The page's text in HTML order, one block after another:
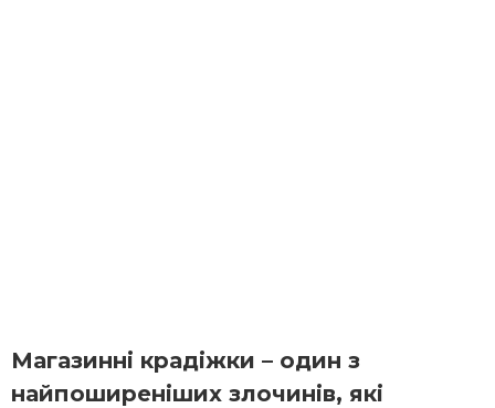
Магазинні крадіжки – один з
найпоширеніших злочинів, які